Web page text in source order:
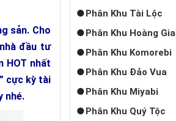
sản. Cho
đầu tư
HOT nhất
cực kỳ tài
nhé.
Phân Khu Tài Lộc
Phân Khu Hoàng Gia
Phân Khu Komorebi
Phân Khu Đảo Vua
Phân Khu Miyabi
Phân Khu Quý Tộc